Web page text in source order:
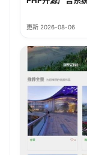
更新 2026-08-06